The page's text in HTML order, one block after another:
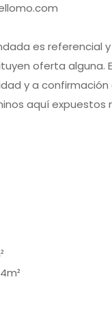
es referencial
oferta alguna.
y a
aquí expuestos